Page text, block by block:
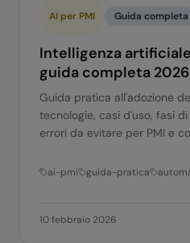
AI per PMI Guida completa
Intelligenza
guida completa 2026
Guida pratica all'adozione
tecnologie, casi d'uso, fasi
errori da evitare per PMI e
ai-pmi guida-pratica
10 febbraio 2026